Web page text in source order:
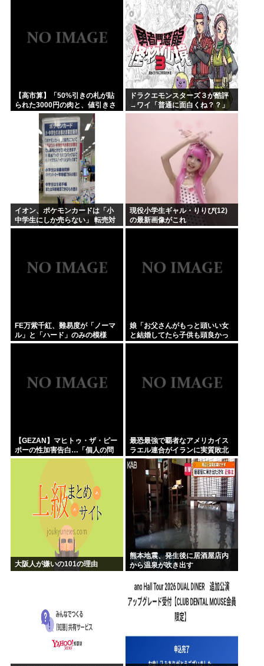
【高市算】「50%引きの札が貼
られた3000円の肉と、値引きさ
れていない1000円の肉では安い
のはどちらか」父の答え「50%
引きの肉」
ドラクエモンスターズ３が酷評
→ワイ「普通に面白くね？？」
イオン、ポケモンカードは「小
中学生にしか売らない」 転売対
策の決断が「素晴らしい」
現役小学生ギャル・りりぴ(12)
の最新画像がこれ
FE万紫千紅、難易度が「ノーマ
ル」と「ハード」のみの模様
娘「お父さんがもっと頭いい女
と結婚してたら子供も頭良かっ
たよ。頭悪いクソ女と結婚して
【GEZAN】マヒトゥ・ザ・ピー
ポーの性加害告白…「個人の問
題か、業界全体の問題か」議論
最恐最強で覇者なアメリカイス
ラエル連合がイランに実質敗北
な理由、分からない
大阪人が嫌いの101の理由
熊本地震、発生後に居酒屋店内
から温泉が吹き出す